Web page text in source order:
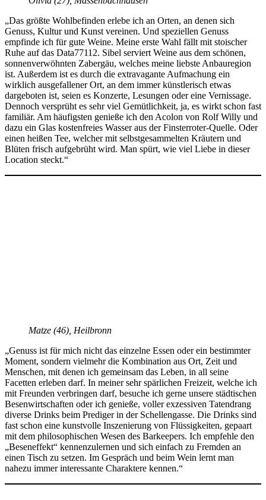
„Das größte Wohlbefinden erlebe ich an Orten, an denen sich
Genuss, Kultur und Kunst vereinen. Und speziellen Genuss
empfinde ich für gute Weine. Meine erste Wahl fällt mit stoischer
Ruhe auf das Data77112. Sibel serviert Weine aus dem schönen,
sonnenverwöhnten Zabergäu, welches meine liebste Anbauregion
ist. Außerdem ist es durch die extravagante Aufmachung ein
wirklich ausgefallener Ort, an dem immer künstlerisch etwas
dargeboten ist, seien es Konzerte, Lesungen oder eine Vernissage.
Dennoch versprüht es sehr viel Gemütlichkeit, ja, es wirkt schon fast
familiär. Am häufigsten genieße ich den Acolon von Rolf Willy und
dazu ein Glas kostenfreies Wasser aus der Finsterroter-Quelle. Oder
einen heißen Tee, welcher mit selbstgesammelten Kräutern und
Blüten frisch aufgebrüht wird. Man spürt, wie viel Liebe in dieser
Location steckt.“
Matze (46), Heilbronn
„Genuss ist für mich nicht das einzelne Essen oder ein bestimmter
Moment, sondern vielmehr die Kombination aus Ort, Zeit und
Menschen, mit denen ich gemeinsam das Leben, in all seine
Facetten erleben darf. In meiner sehr spärlichen Freizeit, welche ich
mit Freunden verbringen darf, besuche ich gerne unsere städtischen
Besenwirtschaften oder ich genieße, voller exzessiven Tatendrang
diverse Drinks beim Prediger in der Schellengasse. Die Drinks sind
fast schon eine kunstvolle Inszenierung von Flüssigkeiten, gepaart
mit dem philosophischen Wesen des Barkeepers. Ich empfehle den
„Beseneffekt“ kennenzulernen und sich einfach zu Fremden an
einen Tisch zu setzen. Im Gespräch und beim Wein lernt man
nahezu immer interessante Charaktere kennen.“